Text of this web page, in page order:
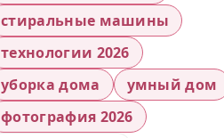
стиральные машины
технологии 2026
уборка дома
умный дом
фотография 2026